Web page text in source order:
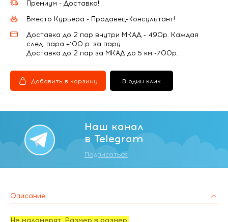
Премиум - Доставка!
Вместо Курьера - Продавец-Консультант!
Доставка до 2 пар внутри МКАД - 490р. Каждая
след. пара +100 р. за пару.
Доставка до 2 пар за МКАД до 5 км -700р.
Добавить в корзину В один клик
Наш канал
в Telegram
Подписаться
Описание
Не маломерят. Размер в размер.